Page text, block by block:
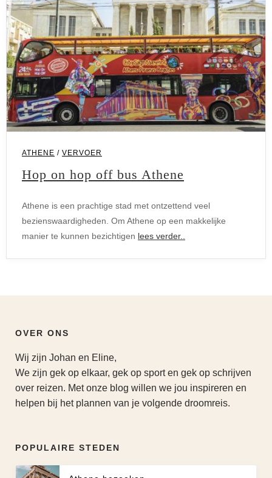
ATHENE / VERVOER
Hop on hop off bus Athene
Athene is een prachtige stad met ontzettend veel
bezienswaardigheden. Om Athene op een makkelijke
manier te kunnen bezichtigen lees verder..
OVER ONS
Wij zijn Johan en Eline,
We zijn gek op elkaar, gek op sport en gek op schrijven
over reizen. Met onze blog willen we jou inspireren en
helpen bij het plannen van je volgende droomreis.
POPULAIRE STEDEN